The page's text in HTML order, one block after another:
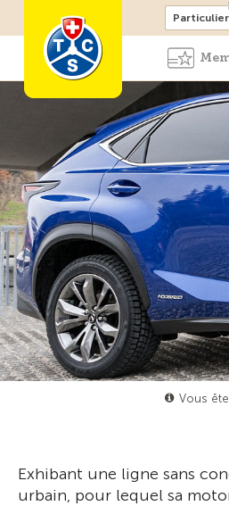
Devenir membre
Vous
Exhibant une ligne sans
urbain, pour lequel sa